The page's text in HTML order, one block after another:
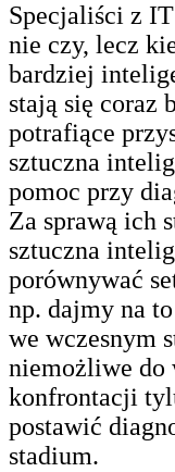
Specjaliści z
nie czy, lecz
bardziej
stają się coraz
potrafiące
sztuczna
pomoc przy
Za sprawą ich
sztuczna
porównywać
np. dajmy na
we wczesnym
niemożliwe do
konfrontacji
postawić
stadium.